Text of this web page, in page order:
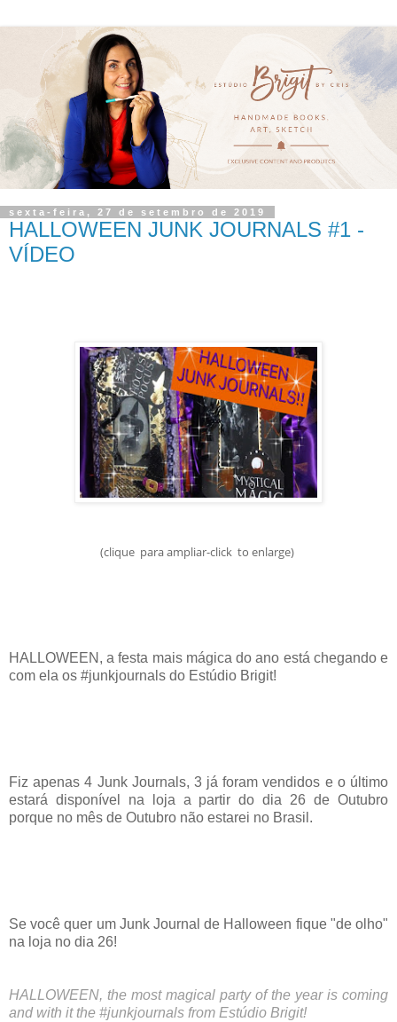
sexta-feira, 27 de setembro de 2019
HALLOWEEN JUNK JOURNALS #1 -
VÍDEO
(clique para ampliar-click to enlarge)
HALLOWEEN, a festa mais mágica do ano está chegando e
com ela os #junkjournals do Estúdio Brigit!
Fiz apenas 4 Junk Journals, 3 já foram vendidos e o último
estará disponível na loja a partir do dia 26 de Outubro
porque no mês de Outubro não estarei no Brasil.
Se você quer um Junk Journal de Halloween fique "de olho"
na loja no dia 26!
HALLOWEEN, the most magical party of the year is coming
and with it the #junkjournals from Estúdio Brigit!